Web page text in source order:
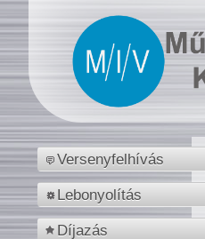
Versenyfelhívás
Lebonyolítás
Díjazás